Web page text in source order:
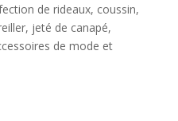
de rideaux, coussin,
jeté de canapé,
de mode et